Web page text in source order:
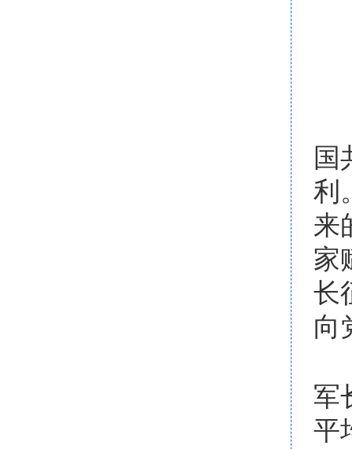
国
利
来
家
长
向
军
平